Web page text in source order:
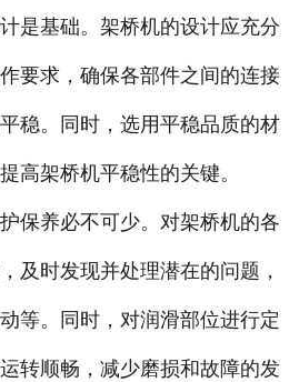
企业视频
成功案例
联系我们
基础。架桥机的设计应充分
要求，确保各部件之间的连接
稳。同时，选用平稳品质的材
高架桥机平稳性的关键。
养必不可少。对架桥机的各
及时发现并处理潜在的问题，
等。同时，对润滑部位进行定
转顺畅，减少磨损和故障的发